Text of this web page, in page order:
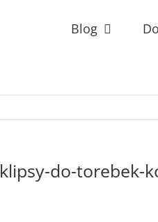
Blog
klipsy-do-torebek-